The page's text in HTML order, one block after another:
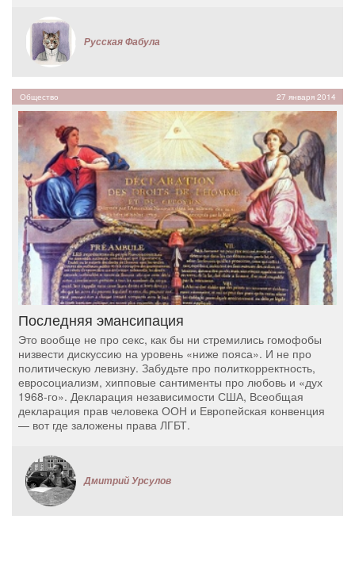
Русская Фабула
Общество 27 января 2014
Последняя эмансипация
Это вообще не про секс, как бы ни стремились гомофобы
низвести дискуссию на уровень «ниже пояса». И не про
политическую левизну. Забудьте про политкорректность,
евросоциализм, хипповые сантименты про любовь и «дух
1968-го». Декларация независимости США, Всеобщая
декларация прав человека ООН и Европейская конвенция
— вот где заложены права ЛГБТ.
Дмитрий Урсулов